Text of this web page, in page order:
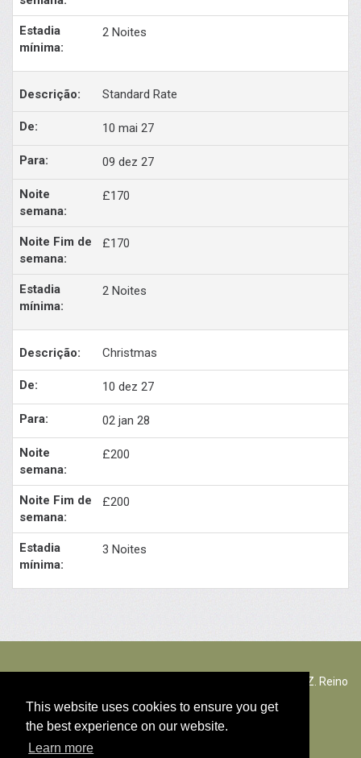
This website uses cookies to ensure you get
the best experience on our website.
Learn more
2 Noites
Standard Rate
10 mai 27
09 dez 27
£170
£170
2 Noites
Christmas
10 dez 27
02 jan 28
£200
£200
3 Noites
The Rectory Lacock, Cantax Hill, Lacock, Wiltshire, SN15 2JZ. Reino
© Todos os direitos autorais conteúdo 2026